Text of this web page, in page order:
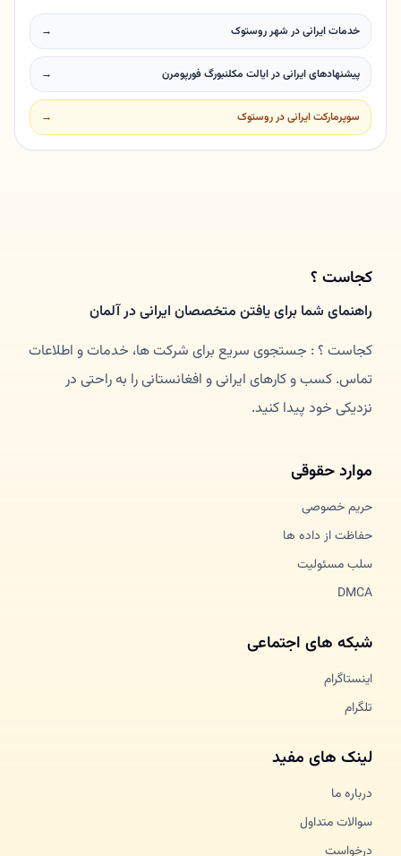
خدمات ایرانی در شهر روستوک →
پیشنهادهای ایرانی در ایالت مکلنبورگ فورپومرن →
سوپرمارکت ایرانی در روستوک →
کجاست ؟
راهنمای شما برای یافتن متخصصان ایرانی در آلمان
کجاست ؟ : جستجوی سریع برای شرکت ها، خدمات و اطلاعات
تماس. کسب و کارهای ایرانی و افغانستانی را به راحتی در
نزدیکی خود پیدا کنید.
موارد حقوقی
حریم خصوصی
حفاظت از داده ها
سلب مسئولیت
DMCA
شبکه های اجتماعی
اینستاگرام
تلگرام
لینک های مفید
درباره ما
سوالات متداول
درخواست